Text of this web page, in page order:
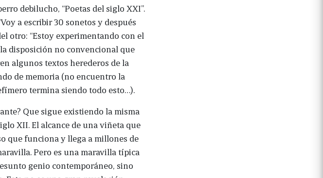
debilucho, “Poetas del siglo XXI”.
a escribir 30 sonetos y después
otro: “Estoy experimentando con el
disposición no convencional que
algunos textos herederos de la
de memoria (no encuentro la
termina siendo todo esto…).
Que sigue existiendo la misma
XII. El alcance de una viñeta que
que funciona y llega a millones de
Pero es una maravilla típica
genio contemporáneo, sino